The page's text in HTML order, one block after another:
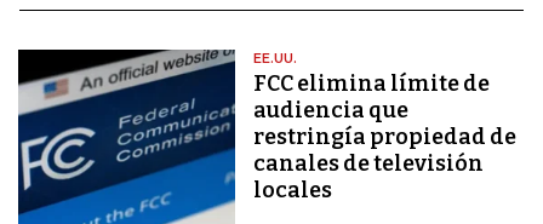
EE.UU.
FCC elimina límite de
audiencia que
restringía propiedad de
canales de televisión
locales